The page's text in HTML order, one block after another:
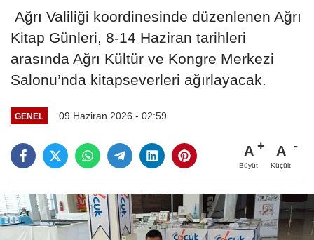
Ağrı Valiliği koordinesinde düzenlenen Ağrı
Kitap Günleri, 8-14 Haziran tarihleri
arasında Ağrı Kültür ve Kongre Merkezi
Salonu’nda kitapseverleri ağırlayacak.
GENEL 09 Haziran 2026 - 02:59
A
Büyüt
A
Küçült